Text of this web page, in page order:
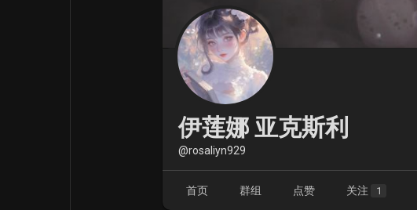
游戏
资金来源
伊莲娜 亚克斯利
@rosaliyn929
首页 群组 点赞 关注 1